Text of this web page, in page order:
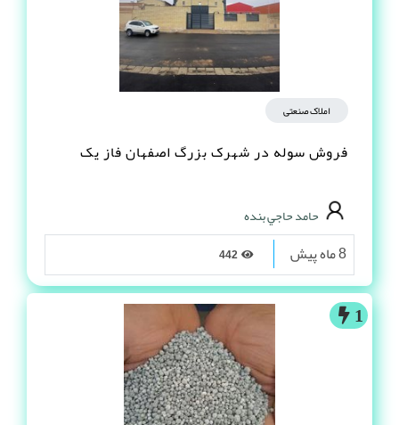
املاک صنعتی
فروش سوله در شهرک بزرگ اصفهان فاز یک
حامد حاجي بنده
8 ماه پیش
1